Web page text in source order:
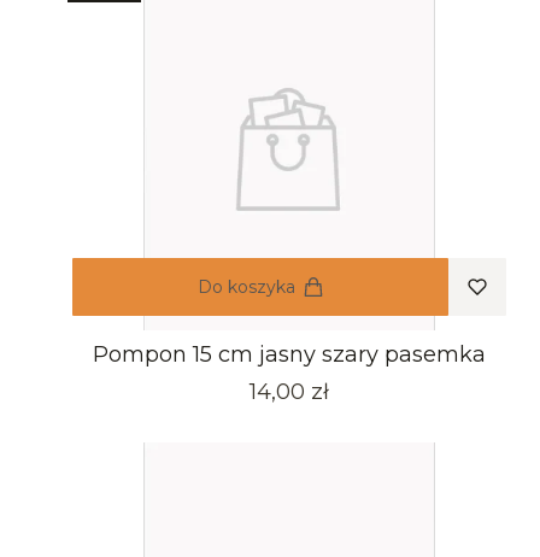
Do koszyka
Pompon 15 cm jasny szary pasemka
Cena
14,00 zł